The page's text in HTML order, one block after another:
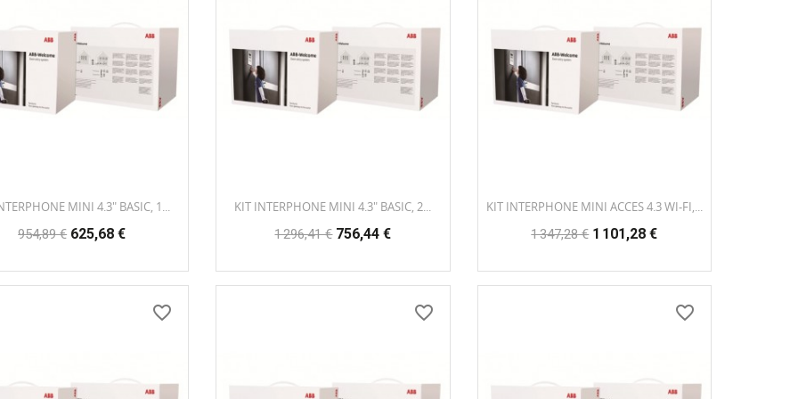
MINI 4.3" BASIC, 1...
Prix
954,89 € Prix
625,68 €
KIT INTERPHONE MINI 4.3" BASIC, 2...
Prix
1 296,41 € Prix
756,44 €
KIT INTERPHONE MINI ACCES 4.3 WI-FI,...
Prix
1 347,28 € Prix
1 101,28 €
favorite_border favorite_border favorite_border